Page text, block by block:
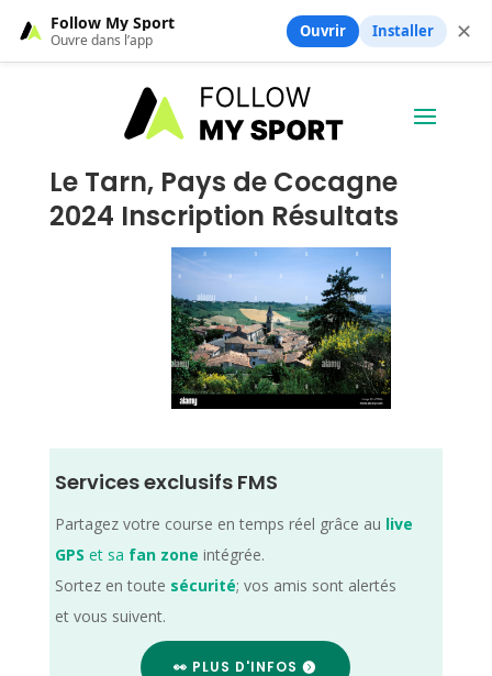
Le Tarn, Pays de Cocagne
2024 Inscription Résultats
Services exclusifs FMS
Partagez votre course en temps réel grâce au live
GPS et sa fan zone intégrée.
Sortez en toute sécurité; vos amis sont alertés
et vous suivent.
👀 PLUS D'INFOS
Follow My Sport
Ouvre dans l’app Ouvrir Installer ✕